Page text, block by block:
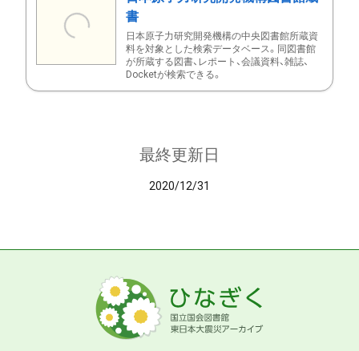
書
日本原子力研究開発機構の中央図書館所蔵資
料を対象とした検索データベース。同図書館
が所蔵する図書、レポート、会議資料、雑誌、
Docketが検索できる。
最終更新日
2020/12/31